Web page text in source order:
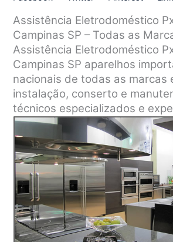
Assistência Eletrodoméstico
Campinas SP – Todas as
Assistência Eletrodoméstico
Campinas SP aparelhos
nacionais de todas as marcas
instalação, conserto e
técnicos especializados e